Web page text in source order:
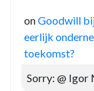
onGoodwill
eerlijk
toekomst?
Sorry: @ Igor